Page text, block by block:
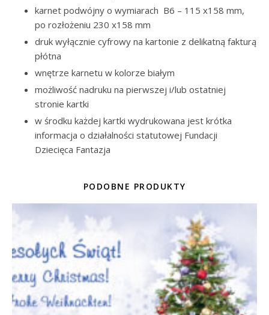
karnet podwójny o wymiarach B6 – 115 x158 mm,
po rozłożeniu 230 x158 mm
druk wyłącznie cyfrowy na kartonie z delikatną fakturą
płótna
wnętrze karnetu w kolorze białym
możliwość nadruku na pierwszej i/lub ostatniej
stronie kartki
w środku każdej kartki wydrukowana jest krótka
informacja o działalności statutowej Fundacji
Dziecięca Fantazja
PODOBNE PRODUKTY